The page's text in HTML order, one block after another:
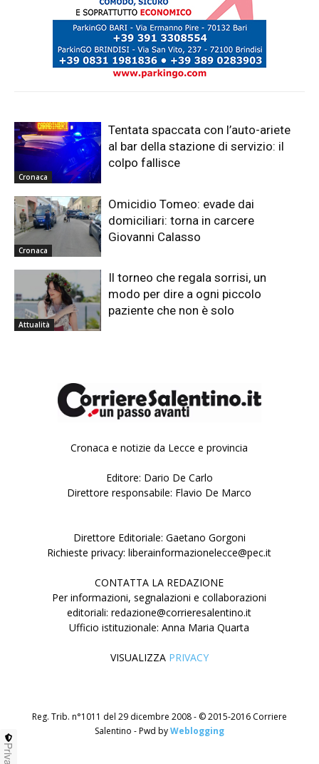
Cronaca
Tentata spaccata con l’auto-ariete
al bar della stazione di servizio: il
colpo fallisce
Cronaca
Omicidio Tomeo: evade dai
domiciliari: torna in carcere
Giovanni Calasso
Attualità
Il torneo che regala sorrisi, un
modo per dire a ogni piccolo
paziente che non è solo
Cronaca e notizie da Lecce e provincia
Editore: Dario De Carlo
Direttore responsabile: Flavio De Marco
Direttore Editoriale: Gaetano Gorgoni
Richieste privacy: liberainformazionelecce@pec.it
CONTATTA LA REDAZIONE
Per informazioni, segnalazioni e collaborazioni
editoriali: redazione@corrieresalentino.it
Ufficio istituzionale: Anna Maria Quarta
VISUALIZZA PRIVACY
Reg. Trib. n°1011 del 29 dicembre 2008 - © 2015-2016 Corriere
Salentino - Pwd byWeblogging